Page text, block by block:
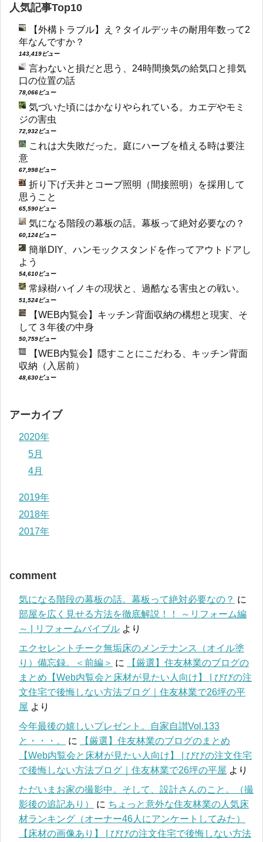
人気記事Top10
【外構トラブル】え？タイルデッキの耐用年数って2
年なんですか？
143,419ビュー
言わないと損だと思う、24時間換気の給気口と排気
口の位置の話
78,066ビュー
気づいた頃にはかなりやられている。カエデやモミ
ジの害虫
72,932ビュー
これは大失敗だった。庭にハーブを植える時は要注
意
67,998ビュー
折り下げ天井とコーブ照明（間接照明）を採用して
思うこと
65,590ビュー
気になる階段の幕板の話。幕板って絶対必要なの？
60,124ビュー
簡単DIY、ハンモックスタンドを作ってアウトドアし
よう
54,610ビュー
常緑樹ハイノキの現状と、過酷なる害虫との戦い。
51,524ビュー
【WEB内覧会】キッチン背面収納の構想と現実、そ
して３年後の中身
50,759ビュー
【WEB内覧会】隠すことにこだわる、キッチン背面
収納（入居前）
48,630ビュー
アーカイブ
2020年
5月
4月
2019年
2018年
2017年
comment
気になる階段の幕板の話。幕板って絶対必要なの？ に
部屋を広く見せる方法を徹底解説！！ ～リフォーム編
～ | リフォームバイブル より
エクセレントチーク無垢床のメンテナンス（オイル塗
り）備忘録。＜前編＞ に
【厳選】住友林業のブログの
まとめ【Web内覧会と床材が見たい人向け】 | びびの注
文住宅で後悔しない方法ブログ｜住友林業で26坪の平
屋 より
今年最後の嬉しいプレゼント。自家自讃Vol.133
と・・・。
に
【厳選】住友林業のブログのまとめ
【Web内覧会と床材が見たい人向け】 | びびの注文住宅
で後悔しない方法ブログ｜住友林業で26坪の平屋 より
ただいまお家の撮影中。そして、設計さんのこと。（撮
影後の追記あり）
に ちょっと意外な住友林業の人気床
材ランキング（オーナー46人にアンケートしてみた）
【床材の画像あり】 | びびの注文住宅で後悔しない方法